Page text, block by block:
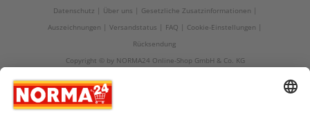
Datenschutz
Über uns
Gesetzliche Zusatzinformationen
Auszeichnungen
Versandstatus FAQ
Cookie-Einstellungen
Rücksendung
Copyright © by NORMA24 Online-Shop GmbH & Co. KG